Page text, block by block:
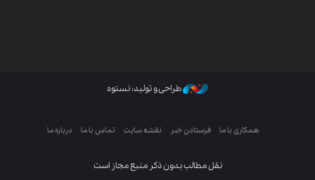
نقل مطالب بدون ذکر منبع مجاز است
طراحی و تولید: نستوه
همکاری با ما فرستادن خبر نقشه سایت تماس با ما درباره ما